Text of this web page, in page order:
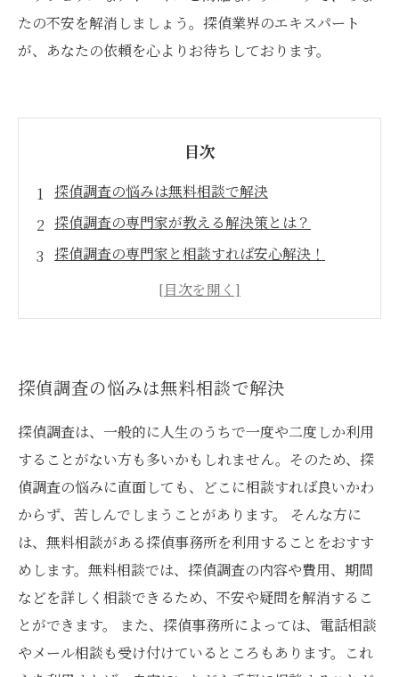
たの不安を解消しましょう。探偵業界のエキスパート
が、あなたの依頼を心よりお待ちしております。
目次
探偵調査の悩みは無料相談で解決
探偵調査の専門家が教える解決策とは？
探偵調査の専門家と相談すれば安心解決！
探偵調査のプロが無料相談であなたの悩みを解
探偵調査の悩みは無料相談で解決
探偵調査は、一般的に人生のうちで一度や二度しか利用
することがない方も多いかもしれません。そのため、探
偵調査の悩みに直面しても、どこに相談すれば良いかわ
からず、苦しんでしまうことがあります。 そんな方に
は、無料相談がある探偵事務所を利用することをおすす
めします。無料相談では、探偵調査の内容や費用、期間
などを詳しく相談できるため、不安や疑問を解消するこ
とができます。 また、探偵事務所によっては、電話相談
やメール相談も受け付けているところもあります。これ